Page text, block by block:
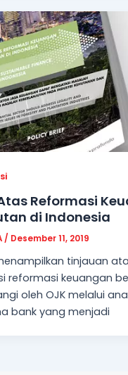
Reformasi
di Indonesia
/ Desember 11, 2019
tinjauan
reformasi keuangan
oleh OJK melalui
bank yang menjadi